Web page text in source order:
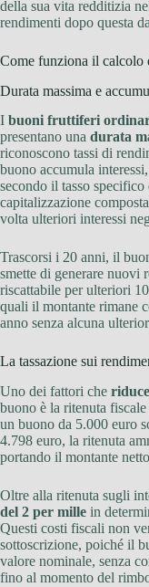
della sua vita redditizia
rendimenti dopo questa
Come funziona il calcolo
Durata massima e
I buoni fruttiferi
presentano una durata
riconoscono tassi di
buono accumula
secondo il tasso
capitalizzazione
volta ulteriori interessi
Trascorsi i 20 anni, il
smette di generare nuovi
riscattabile per ulteriori
quali il montante rimane
anno senza alcuna
La tassazione sui
Uno dei fattori che
buono è la ritenuta
un buono da 5.000 euro
4.798 euro, la ritenuta
portando il montante
Oltre alla ritenuta sugli
del 2 per mille in
Questi costi fiscali non
sottoscrizione, poiché il
valore nominale, senza
fino al momento del